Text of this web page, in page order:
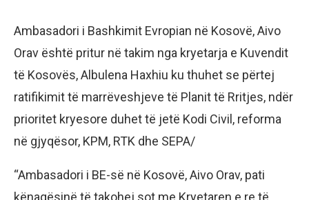
Ambasadori i Bashkimit Evropian në Kosovë, Aivo
Orav është pritur në takim nga kryetarja e Kuvendit
të Kosovës, Albulena Haxhiu ku thuhet se përtej
ratifikimit të marrëveshjeve të Planit të Rritjes, ndër
prioritet kryesore duhet të jetë Kodi Civil, reforma
në gjyqësor, KPM, RTK dhe SEPA/
“Ambasadori i BE-së në Kosovë, Aivo Orav, pati